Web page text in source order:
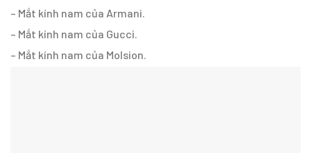
– Mắt kính nam của Armani.
– Mắt kính nam của Gucci.
– Mắt kính nam của Molsion.